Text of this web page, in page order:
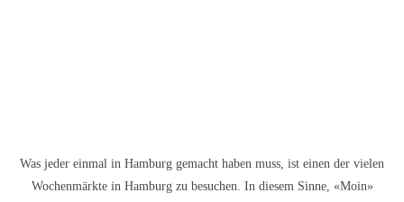
Was jeder einmal in Hamburg gemacht haben muss, ist einen der vielen
Wochenmärkte in Hamburg zu besuchen. In diesem Sinne, «Moin»